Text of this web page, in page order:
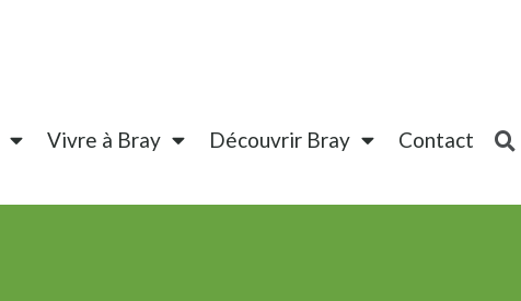
Vivre à Bray Découvrir Bray Contact